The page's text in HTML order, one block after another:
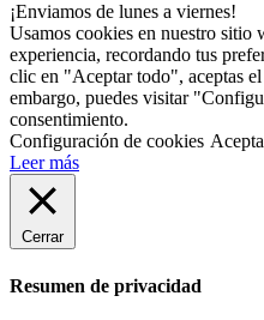
¡Enviamos de lunes a viernes!
Usamos cookies en nuestro sitio
experiencia, recordando tus
clic en "Aceptar todo", aceptas
embargo, puedes visitar
consentimiento.
Configuración de cookies
Leer más
Cerrar
Resumen de privacidad